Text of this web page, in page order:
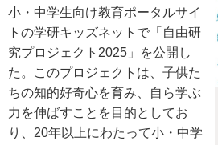
小・中学生向け教育ポータルサイ
トの学研キッズネットで「自由研
究プロジェクト2025」を公開し
た。このプロジェクトは、子供た
ちの知的好奇心を育み、自ら学ぶ
力を伸ばすことを目的としてお
り、20年以上にわたって小・中学